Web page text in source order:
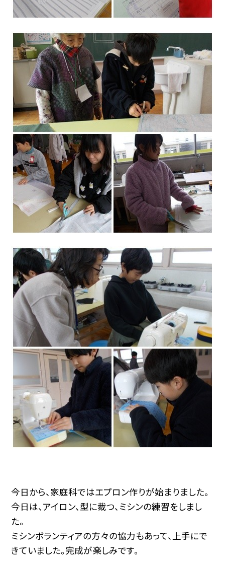
今日から、家庭科ではエプロン作りが始まりました。
今日は、アイロン、型に裁つ、ミシンの練習をしまし
た。
ミシンボランティアの方々の協力もあって、上手にで
きていました。完成が楽しみです。